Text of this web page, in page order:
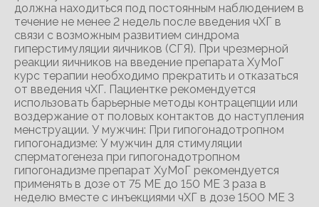
должна находиться под постоянным наблюдением в
течение не менее 2 недель после введения чХГ в
связи с возможным развитием синдрома
гиперстимуляции яичников (СГЯ). При чрезмерной
реакции яичников на введение препарата ХуМоГ
курс терапии необходимо прекратить и отказаться
от введения чХГ. Пациентке рекомендуется
использовать барьерные методы контрацепции или
воздержание от половых контактов до наступления
менструации. У мужчин: При гипогонадотропном
гипогонадизме: У мужчин для стимуляции
сперматогенеза при гипогонадотропном
гипогонадизме препарат ХуМоГ рекомендуется
применять в дозе от 75 ME до 150 ME 3 раза в
неделю вместе с инъекциями чХГ в дозе 1500 ME 3